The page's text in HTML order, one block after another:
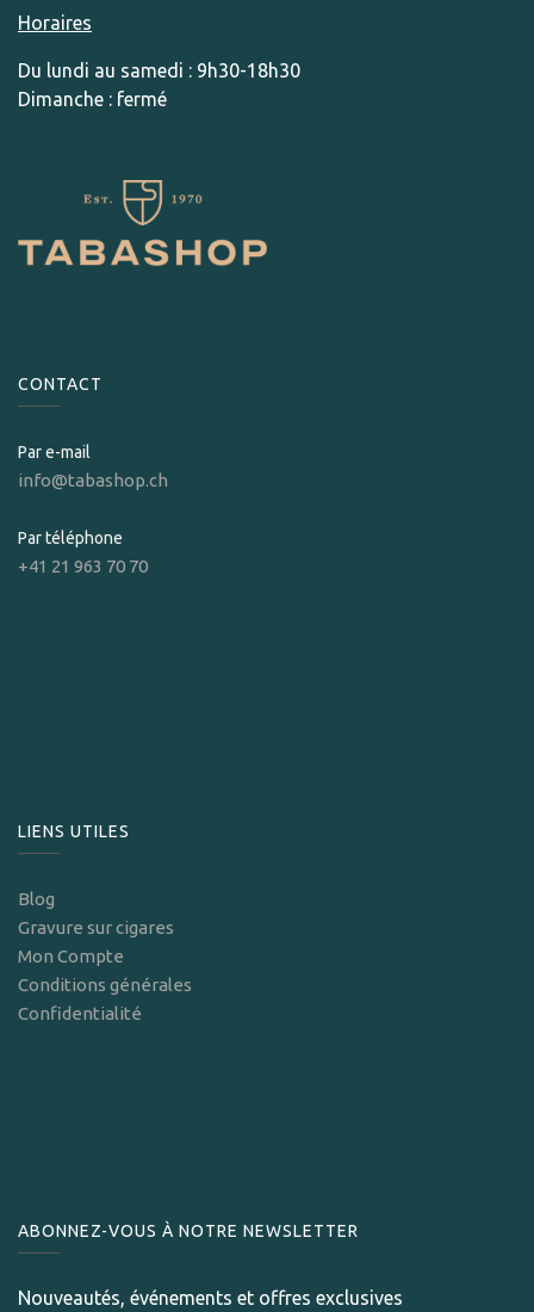
Horaires
Du lundi au samedi : 9h30-18h30
Dimanche : fermé
CONTACT
Par e-mail
info@tabashop.ch
Par téléphone
+41 21 963 70 70
LIENS UTILES
Blog
Gravure sur cigares
Mon Compte
Conditions générales
Confidentialité
ABONNEZ-VOUS À NOTRE NEWSLETTER
Nouveautés, événements et offres exclusives